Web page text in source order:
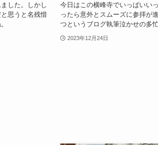
した。しかし
思うと名残惜
今日はこの横峰寺でいっぱいい
ったら意外とスムーズに参拝が
つというブログ執筆泣かせの多
2023年12月24日